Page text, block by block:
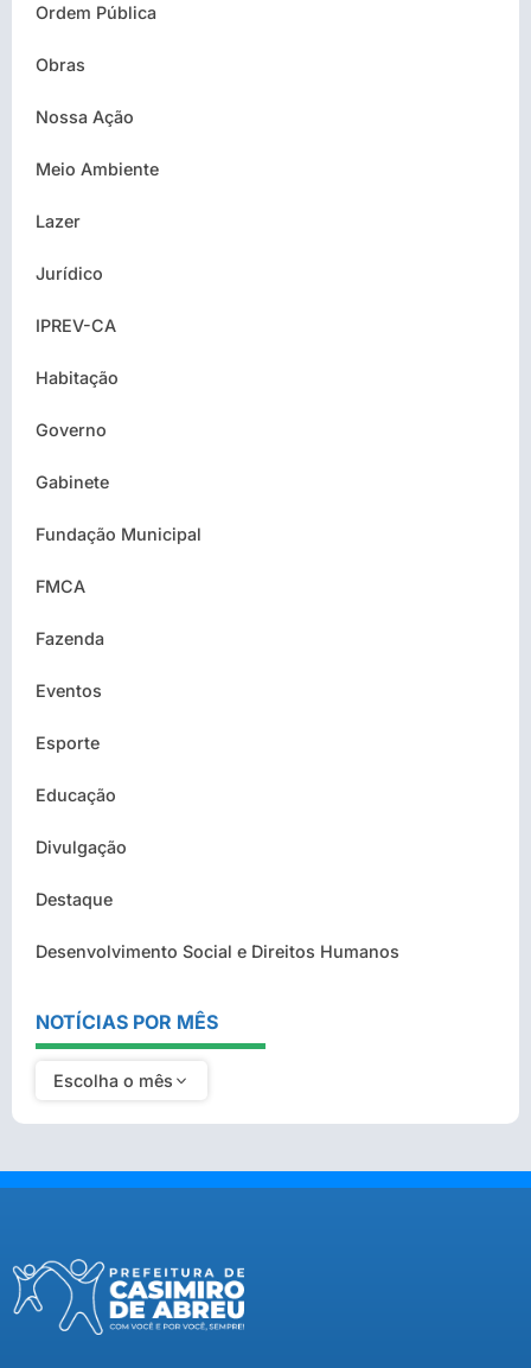
Ordem Pública
Obras
Nossa Ação
Meio Ambiente
Lazer
Jurídico
IPREV-CA
Habitação
Governo
Gabinete
Fundação Municipal
FMCA
Fazenda
Eventos
Esporte
Educação
Divulgação
Destaque
Desenvolvimento Social e Direitos Humanos
NOTÍCIAS POR MÊS
Escolha o mês